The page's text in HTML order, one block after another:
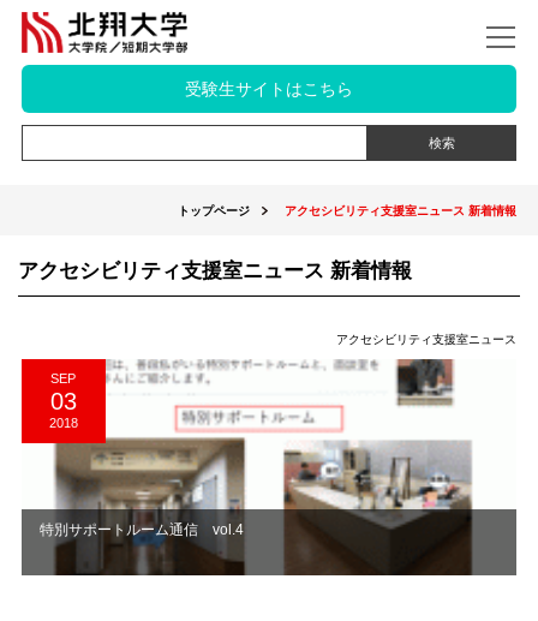
受験生サイトはこちら
トップページ アクセシビリティ支援室ニュース 新着情報
アクセシビリティ支援室ニュース 新着情報
アクセシビリティ支援室ニュース
SEP
03
2018
特別サポートルーム通信 vol.4